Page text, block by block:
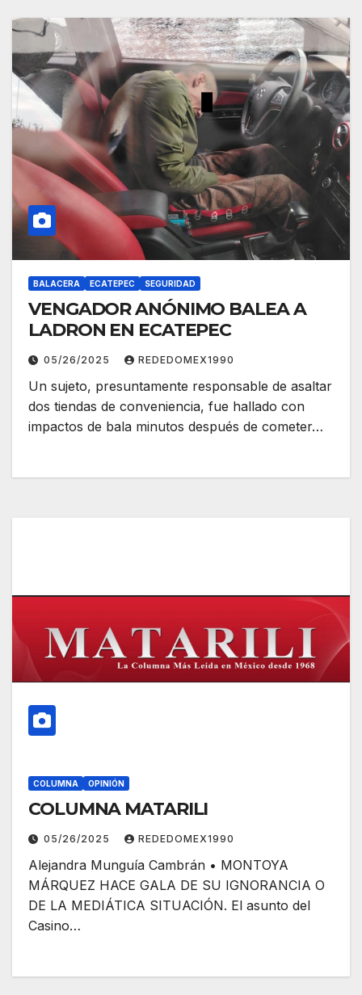
BALACERA ECATEPEC SEGURIDAD
VENGADOR ANÓNIMO BALEA A
LADRON EN ECATEPEC
05/26/2025 REDEDOMEX1990
Un sujeto, presuntamente responsable de asaltar
dos tiendas de conveniencia, fue hallado con
impactos de bala minutos después de cometer…
COLUMNA OPINIÓN
COLUMNA MATARILI
05/26/2025 REDEDOMEX1990
Alejandra Munguía Cambrán • MONTOYA
MÁRQUEZ HACE GALA DE SU IGNORANCIA O
DE LA MEDIÁTICA SITUACIÓN. El asunto del
Casino…